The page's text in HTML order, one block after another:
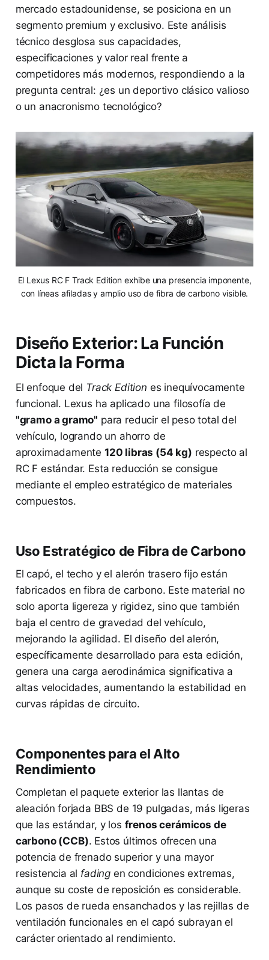
mercado estadounidense, se posiciona en un
segmento premium y exclusivo. Este análisis
técnico desglosa sus capacidades,
especificaciones y valor real frente a
competidores más modernos, respondiendo a la
pregunta central: ¿es un deportivo clásico valioso
o un anacronismo tecnológico?
El Lexus RC F Track Edition exhibe una presencia imponente,
con líneas afiladas y amplio uso de fibra de carbono visible.
Diseño Exterior: La Función
Dicta la Forma
El enfoque del Track Edition es inequívocamente
funcional. Lexus ha aplicado una filosofía de
"gramo a gramo" para reducir el peso total del
vehículo, logrando un ahorro de
aproximadamente 120 libras (54 kg) respecto al
RC F estándar. Esta reducción se consigue
mediante el empleo estratégico de materiales
compuestos.
Uso Estratégico de Fibra de Carbono
El capó, el techo y el alerón trasero fijo están
fabricados en fibra de carbono. Este material no
solo aporta ligereza y rigidez, sino que también
baja el centro de gravedad del vehículo,
mejorando la agilidad. El diseño del alerón,
específicamente desarrollado para esta edición,
genera una carga aerodinámica significativa a
altas velocidades, aumentando la estabilidad en
curvas rápidas de circuito.
Componentes para el Alto
Rendimiento
Completan el paquete exterior las llantas de
aleación forjada BBS de 19 pulgadas, más ligeras
que las estándar, y los frenos cerámicos de
carbono (CCB). Estos últimos ofrecen una
potencia de frenado superior y una mayor
resistencia al fading en condiciones extremas,
aunque su coste de reposición es considerable.
Los pasos de rueda ensanchados y las rejillas de
ventilación funcionales en el capó subrayan el
carácter orientado al rendimiento.